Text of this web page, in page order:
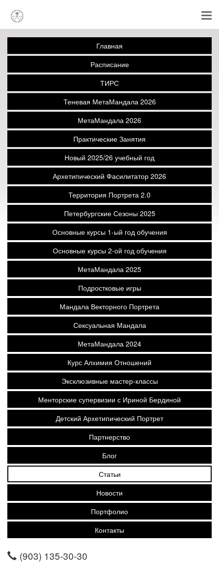
Главная
Расписание
ТИРС
Теневая МетаМандала 2026
МетаМандала 2026
Практические Занятия
Новый 2025/26 учебный год
Архетипический Фасилитатор 2026
Территория Портрета 2.0
Петербургские Сезоны 2025
Основные курсы 1-ый год обучения
Основные курсы 2-ой год обучения
МетаМандала 2025
Подростковые игры
Мандала Векторного Портрета
Сексуальная Мандала
МетаМандала 2024
Курс Алхимия Отношений
Эксклюзивные мастер-классы
Менторские супервизии с Ириной Бердиной
Детский Архетипический Портрет
Партнерство
Блог
Статьи
Новости
Портфолио
Контакты
(903) 135-30-30